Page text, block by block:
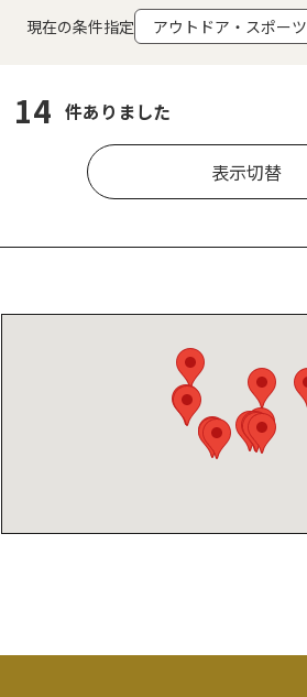
現在の条件指定 アウトドア・スポーツ
14 件ありました
表示切替